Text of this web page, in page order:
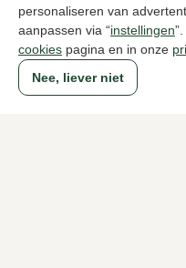
personaliseren van
aanpassen via “instellingen
cookies pagina en in onze
Nee, liever niet
Naar